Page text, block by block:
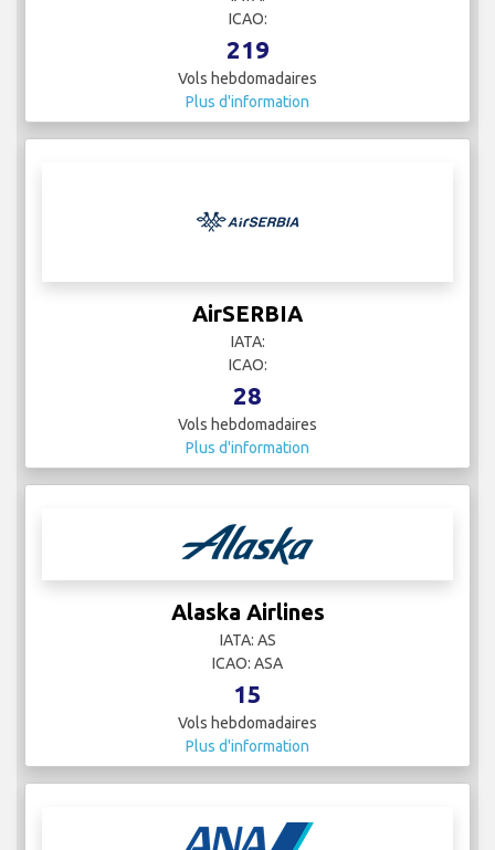
ICAO:
219
Vols hebdomadaires
Plus d'information
AirSERBIA
IATA:
ICAO:
28
Vols hebdomadaires
Plus d'information
Alaska Airlines
IATA: AS
ICAO: ASA
15
Vols hebdomadaires
Plus d'information